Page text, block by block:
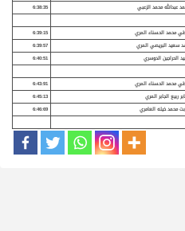
عبدالله محمد الزعبي 6:38:35
محمد الحسناء المري
6:39:15
سعيد البريصي المري
6:39:57
الحراجين الدوسري 6:40:51
محمد الحسناء المري
6:43:91
ربيع الجابر المري
6:45:13
محمد خيله العامري 6:46:69